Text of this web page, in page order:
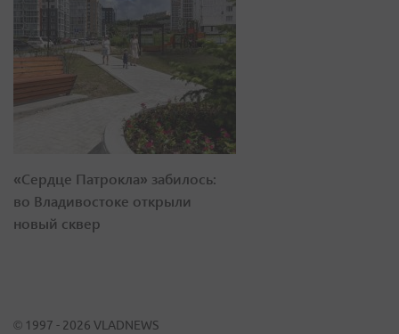
«Сердце Патрокла» забилось:
во Владивостоке открыли
новый сквер
© 1997 - 2026 VLADNEWS